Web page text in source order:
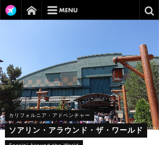
カリフォルニア・アドベンチャー
ソアリン・アラウンド・ザ・ワールド